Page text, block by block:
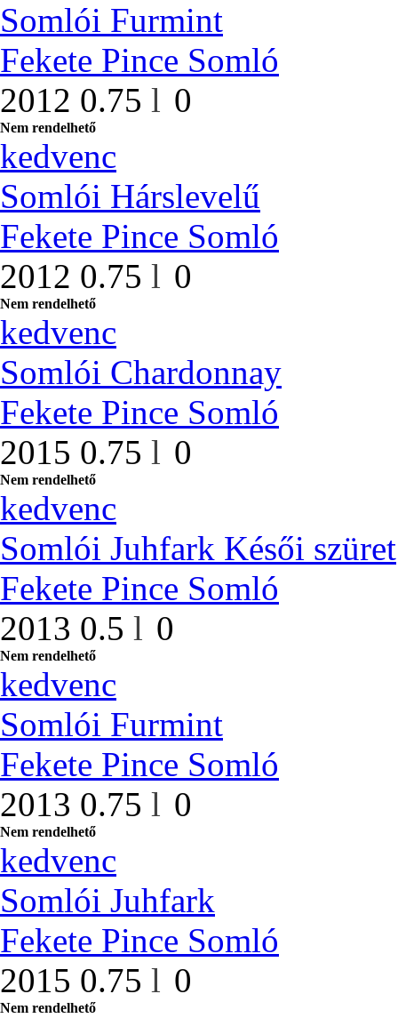
Somlói Furmint
Fekete Pince Somló
2012 0.75 l 0
Nem rendelhető
kedvenc
Somlói Hárslevelű
Fekete Pince Somló
2012 0.75 l 0
Nem rendelhető
kedvenc
Somlói Chardonnay
Fekete Pince Somló
2015 0.75 l 0
Nem rendelhető
kedvenc
Somlói Juhfark Késői szüret
Fekete Pince Somló
2013 0.5 l 0
Nem rendelhető
kedvenc
Somlói Furmint
Fekete Pince Somló
2013 0.75 l 0
Nem rendelhető
kedvenc
Somlói Juhfark
Fekete Pince Somló
2015 0.75 l 0
Nem rendelhető